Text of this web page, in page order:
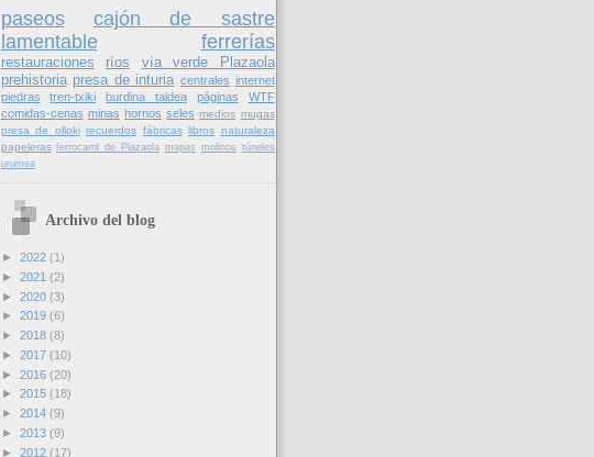
paseos
cajón de sastre
lamentable
ferrerías
restauraciones ríos
vía verde Plazaola
prehistoria presa de inturia centrales internet
piedras
tren-txiki burdina taldea páginas
WTF
comidas-cenas minas hornos seles medios mugas
presa de olloki recuerdos fábricas libros naturaleza
papeleras ferrocarril de Plazaola mapas molinos túneles
urumea
Archivo del blog
► 2022 (1)
► 2021 (2)
► 2020 (3)
► 2019 (6)
► 2018 (8)
► 2017 (10)
► 2016 (20)
► 2015 (18)
► 2014 (9)
► 2013 (9)
► 2012 (17)